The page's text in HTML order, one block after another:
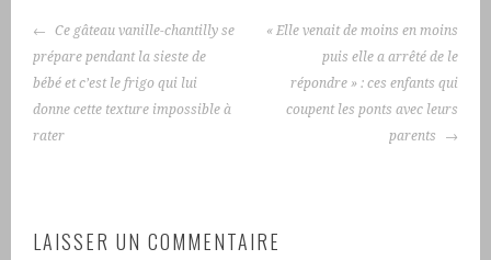
NAVIGATION
DES
ARTICLES
Ce gâteau vanille-chantilly se
prépare pendant la sieste de
bébé et c’est le frigo qui lui
donne cette texture impossible à
rater
« Elle venait de moins en moins
puis elle a arrêté de le
répondre » : ces enfants qui
coupent les ponts avec leurs
parents
LAISSER UN COMMENTAIRE